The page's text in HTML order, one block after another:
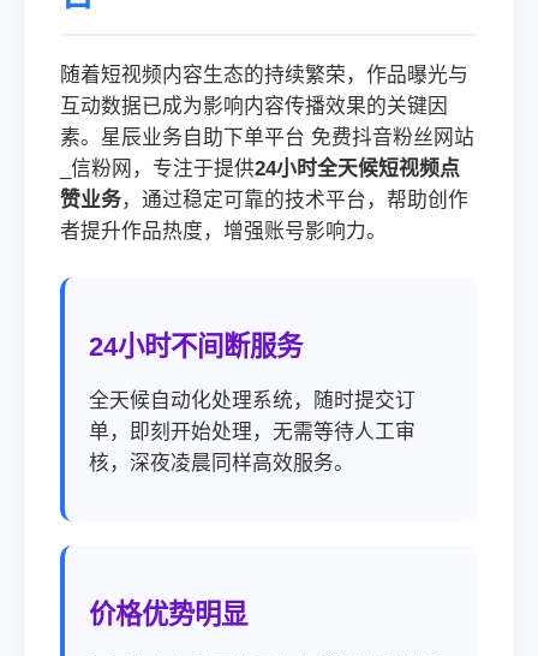
随着短视频内容生态的持续繁荣，作品曝光与
互动数据已成为影响内容传播效果的关键因
素。星辰业务自助下单平台 免费抖音粉丝网站
_信粉网，专注于提供24小时全天候短视频点
赞业务，通过稳定可靠的技术平台，帮助创作
者提升作品热度，增强账号影响力。
24小时不间断服务
全天候自动化处理系统，随时提交订
单，即刻开始处理，无需等待人工审
核，深夜凌晨同样高效服务。
价格优势明显